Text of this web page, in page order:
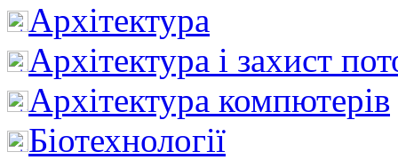
Архітектура
Архітектура і захист
Архітектура компютерів
Біотехнології